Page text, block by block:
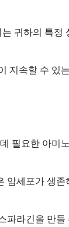
귀하의 특
속할 수
필요한 아
세포가 생
라긴을 만